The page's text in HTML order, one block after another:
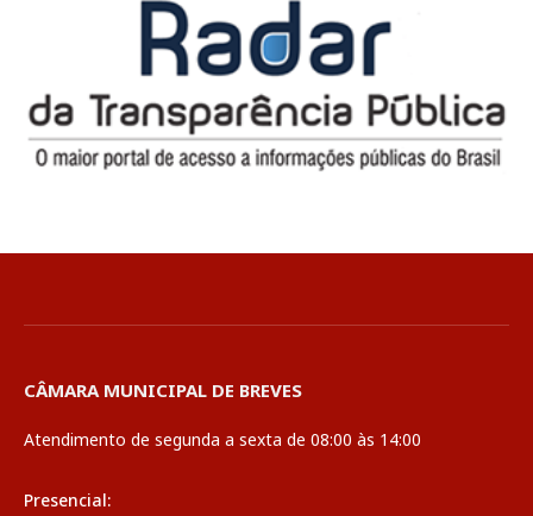
CÂMARA MUNICIPAL DE BREVES
Atendimento de segunda a sexta de 08:00 às 14:00
Presencial: